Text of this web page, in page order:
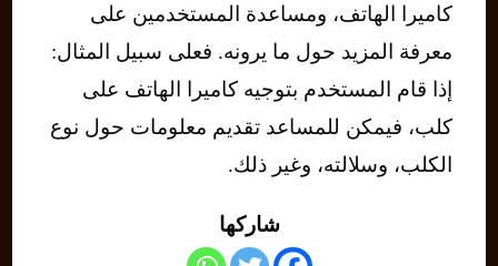
كاميرا الهاتف، ومساعدة المستخدمين على
معرفة المزيد حول ما يرونه. فعلى سبيل المثال:
إذا قام المستخدم بتوجيه كاميرا الهاتف على
كلب، فيمكن للمساعد تقديم معلومات حول نوع
الكلب، وسلالته، وغير ذلك.
شاركها